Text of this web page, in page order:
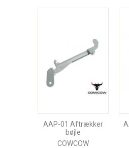
AAP-01 Aftrækker
bøjle
COWCOW